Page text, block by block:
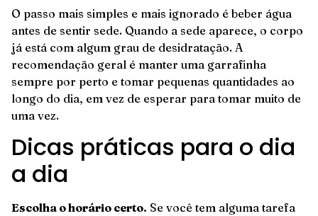
O passo mais simples e mais ignorado é beber água
antes de sentir sede. Quando a sede aparece, o corpo
já está com algum grau de desidratação. A
recomendação geral é manter uma garrafinha
sempre por perto e tomar pequenas quantidades ao
longo do dia, em vez de esperar para tomar muito de
uma vez.
Dicas práticas para o dia
a dia
Escolha o horário certo. Se você tem alguma tarefa